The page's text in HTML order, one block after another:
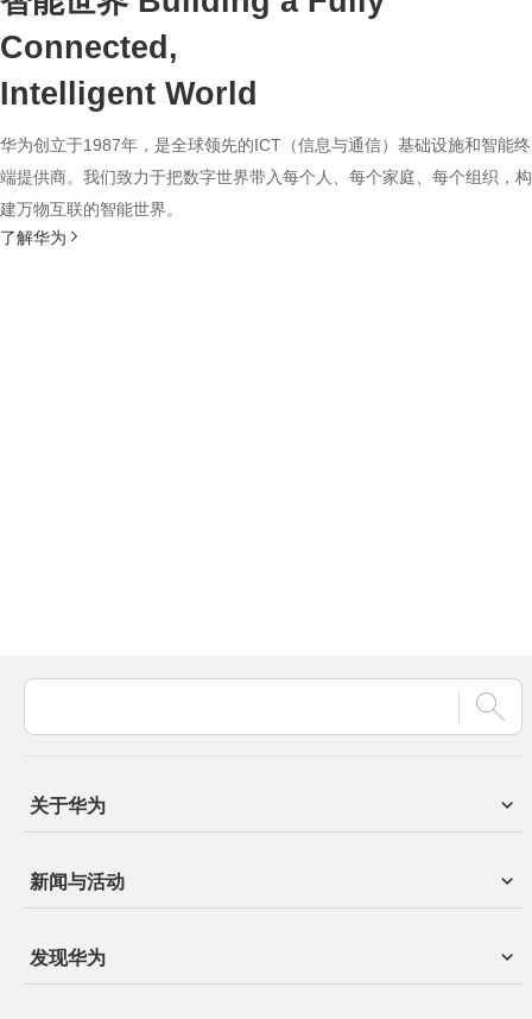
Connected,
Intelligent World
华为创立于1987年，是全球领先的ICT（信息与通信）基础设施和智能终
端提供商。我们致力于把数字世界带入每个人、每个家庭、每个组织，构
建万物互联的智能世界。
了解华为
关于华为
新闻与活动
发现华为